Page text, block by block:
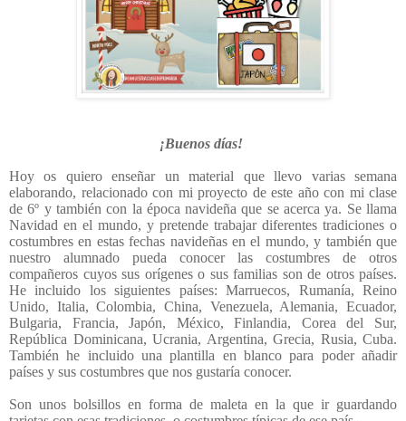
¡Buenos días!
Hoy os quiero enseñar un material que llevo varias semana
elaborando, relacionado con mi proyecto de este año con mi clase
de 6º y también con la época navideña que se acerca ya. Se llama
Navidad en el mundo, y pretende trabajar diferentes tradiciones o
costumbres en estas fechas navideñas en el mundo, y también que
nuestro alumnado pueda conocer las costumbres de otros
compañeros cuyos sus orígenes o sus familias son de otros países.
He incluido los siguientes países: Marruecos, Rumanía, Reino
Unido, Italia, Colombia, China, Venezuela, Alemania, Ecuador,
Bulgaria, Francia, Japón, México, Finlandia, Corea del Sur,
República Dominicana, Ucrania, Argentina, Grecia, Rusia, Cuba.
También he incluido una plantilla en blanco para poder añadir
países y sus costumbres que nos gustaría conocer.
Son unos bolsillos en forma de maleta en la que ir guardando